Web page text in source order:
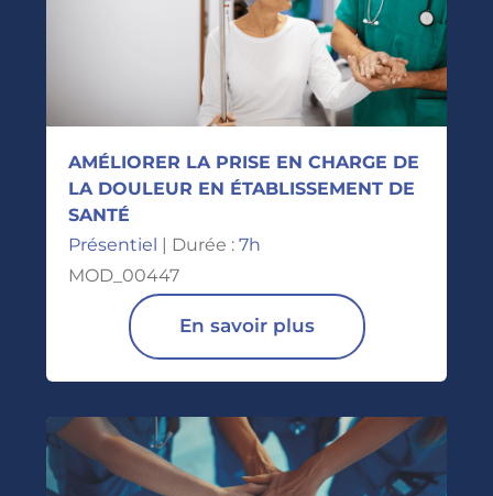
AMÉLIORER LA PRISE EN CHARGE DE
LA DOULEUR EN ÉTABLISSEMENT DE
SANTÉ
Présentiel | Durée : 7h
MOD_00447
En savoir plus